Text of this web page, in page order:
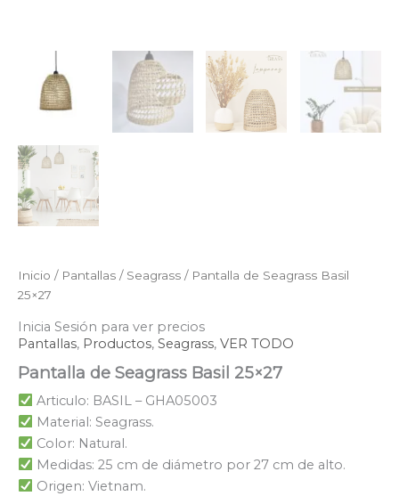
Inicio / Pantallas / Seagrass / Pantalla de Seagrass Basil
25×27
Inicia Sesión para ver precios
Pantallas, Productos, Seagrass, VER TODO
Pantalla de Seagrass Basil 25×27
Articulo: BASIL – GHA05003
Material: Seagrass.
Color: Natural.
Medidas: 25 cm de diámetro por 27 cm de alto.
Origen: Vietnam.